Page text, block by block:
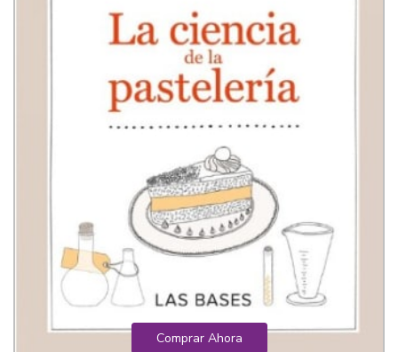
Comprar Ahora